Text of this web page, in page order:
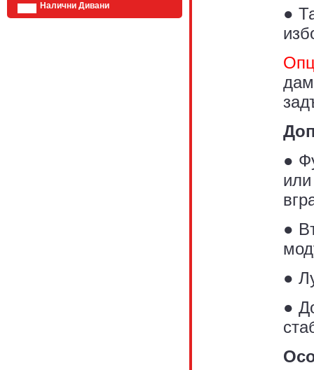
Налични Дивани
●
●
●
●
●